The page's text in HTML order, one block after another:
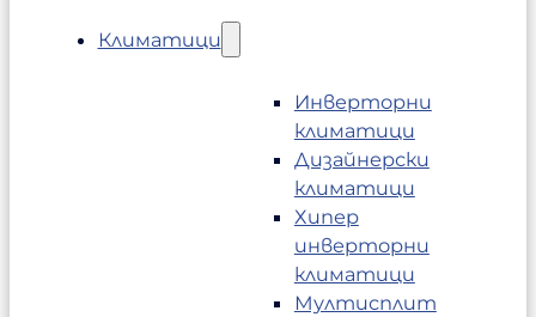
Климатици
Инверторни
климатици
Дизайнерски
климатици
Хипер
инверторни
климатици
Мултисплит